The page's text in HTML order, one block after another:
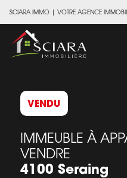
SCIARA IMMO | VOTRE AGENCE
VENDU
IMMEUBLE À
VENDRE
4100 Seraing